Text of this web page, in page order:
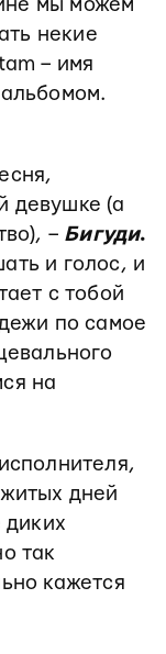
мы можем
некие
– имя
девушке (а
– Бигуди.
и голос, и
с тобой
по самое
на
дней
диких
так
кажется